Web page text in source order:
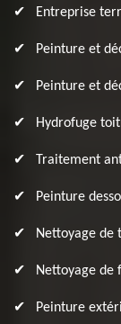
Entreprise
Peinture et
Peinture et
Hydrofuge
Traitement
Peinture
Nettoyage de
Nettoyage de
Peinture